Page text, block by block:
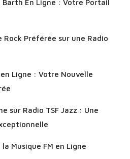
Barth En Ligne : Votre Portail
Rock Préférée sur une Radio
Ligne : Votre Nouvelle
sur Radio TSF Jazz : Une
Musique FM en Ligne